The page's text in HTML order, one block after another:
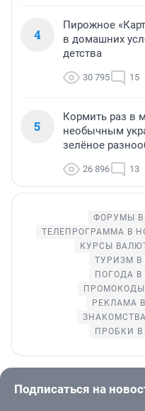
4
Пирожное
в домашних
детства
30 795 15
5
Кормить раз в
необычным
зелёное
26 896 13
ФОРУМЫ В
ТЕЛЕПРОГРАММА В
КУРСЫ
ТУРИЗМ В
ПОГОДА
РЕКЛАМА
ПРОБКИ
Подписаться на